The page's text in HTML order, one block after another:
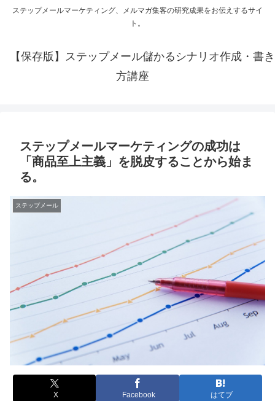
ステップメールマーケティング、メルマガ集客の研究成果をお伝えするサイ
ト。
【保存版】ステップメール儲かるシナリオ作成・書き
方講座
ステップメールマーケティングの成功は
「商品至上主義」を脱皮することから始ま
る。
ステップメール
X Facebook はてブ